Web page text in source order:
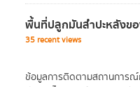
พื้นที่ปลูกมันสำปะหลังขอ
35 recent views
ข้อมูลการติดตามสถานการณ์